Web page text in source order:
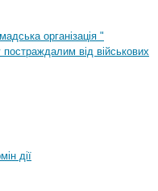
організація "
від військових
дії